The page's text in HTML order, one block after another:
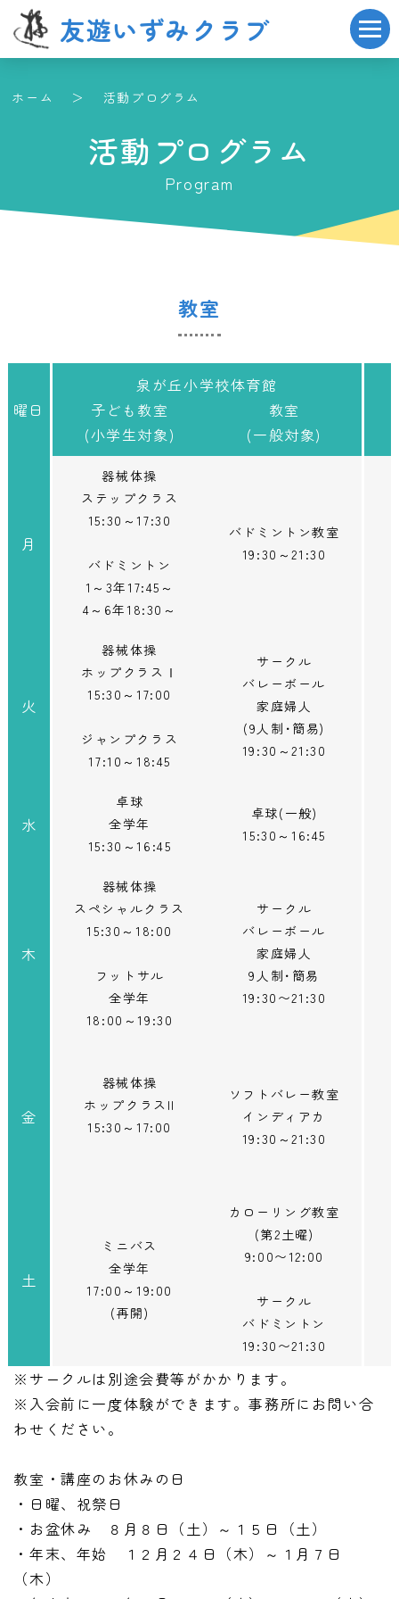
友遊いずみクラブ
ホーム 活動プログラム
活動プログラム
Program
教室
曜日
泉が丘小学校体育館
子ども教室
(小学生対象)
教室
(一般対象)
月
器械体操
ステップクラス
15:30～17:30
バドミントン
1～3年17:45～
4～6年18:30～
バドミントン教室
19:30～21:30
火
器械体操
ホップクラスⅠ
15:30～17:00
ジャンプクラス
17:10～18:45
サークル
バレーボール
家庭婦人
(9人制･簡易)
19:30～21:30
水
卓球
全学年
15:30～16:45
卓球(一般)
15:30～16:45
木
器械体操
スペシャルクラス
15:30～18:00
フットサル
全学年
18:00～19:30
サークル
バレーボール
家庭婦人
9人制･簡易
19:30〜21:30
金
器械体操
ホップクラスII
15:30～17:00
ソフトバレー教室
インディアカ
19:30～21:30
土
ミニバス
全学年
17:00～19:00
(再開)
カローリング教室
(第2土曜)
9:00〜12:00
サークル
バドミントン
19:30〜21:30
※サークルは別途会費等がかかります。
※入会前に一度体験ができます。事務所にお問い合
わせください。
教室・講座のお休みの日
・日曜、祝祭日
・お盆休み ８月８日（土）～１５日（土）
・年末、年始 １２月２４日（木）～１月７日
（木）